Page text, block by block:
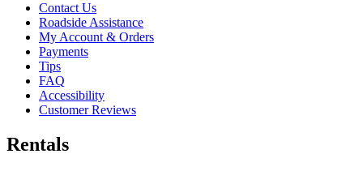
Contact Us
Roadside Assistance
My Account & Orders
Payments
Tips
FAQ
Accessibility
Customer Reviews
Rentals